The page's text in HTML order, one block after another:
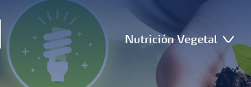
Nutrición Vegetal